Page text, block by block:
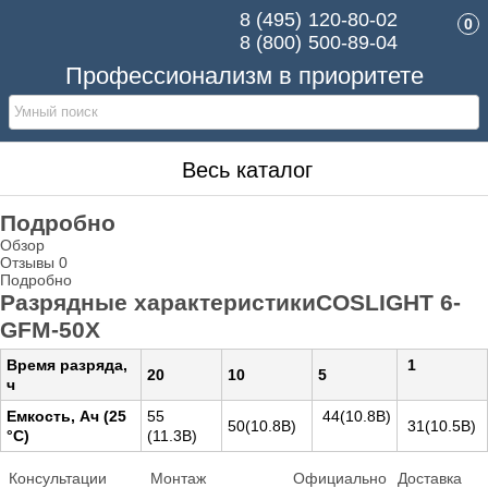
Профессионализм в приоритете
8 (495) 120-80-02
8 (800) 500-89-04
0
Весь каталог
Подробно
Обзор
Отзывы 0
Подробно
Разрядные характеристикиCOSLIGHT 6-
GFM-50X
Время разряда,
ч
20 10 5
1
Емкость, Ач (25
°С)
55
(11.3В)
50(10.8В)
44(10.8В)
31(10.5В)
Консультации
Монтаж
Официально
Доставка